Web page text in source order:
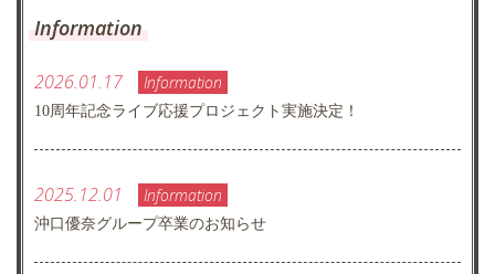
Information
2026.01.17 Information
10周年記念ライブ応援プロジェクト実施決定！
2025.12.01 Information
沖口優奈グループ卒業のお知らせ